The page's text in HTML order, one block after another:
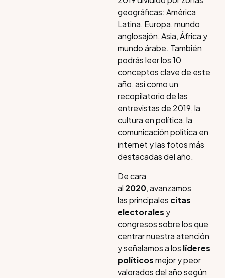
geográficas: América
Latina, Europa, mundo
anglosajón, Asia, África y
mundo árabe. También
podrás leer los 10
conceptos clave de este
año, así como un
recopilatorio de las
entrevistas de 2019, la
cultura en política, la
comunicación política en
internet y las fotos más
destacadas del año.
De cara
al 2020, avanzamos
las principales citas
electorales y
congresos sobre los que
centrar nuestra atención
y señalamos a los líderes
políticosmejor y peor
valorados del año según